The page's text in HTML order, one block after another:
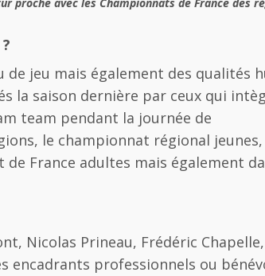
jeu mais également des qualités
la saison dernière par ceux qui
team pendant la journée de
le championnat régional jeunes,
France adultes mais également
Nicolas Prineau, Frédéric
encadrants professionnels ou